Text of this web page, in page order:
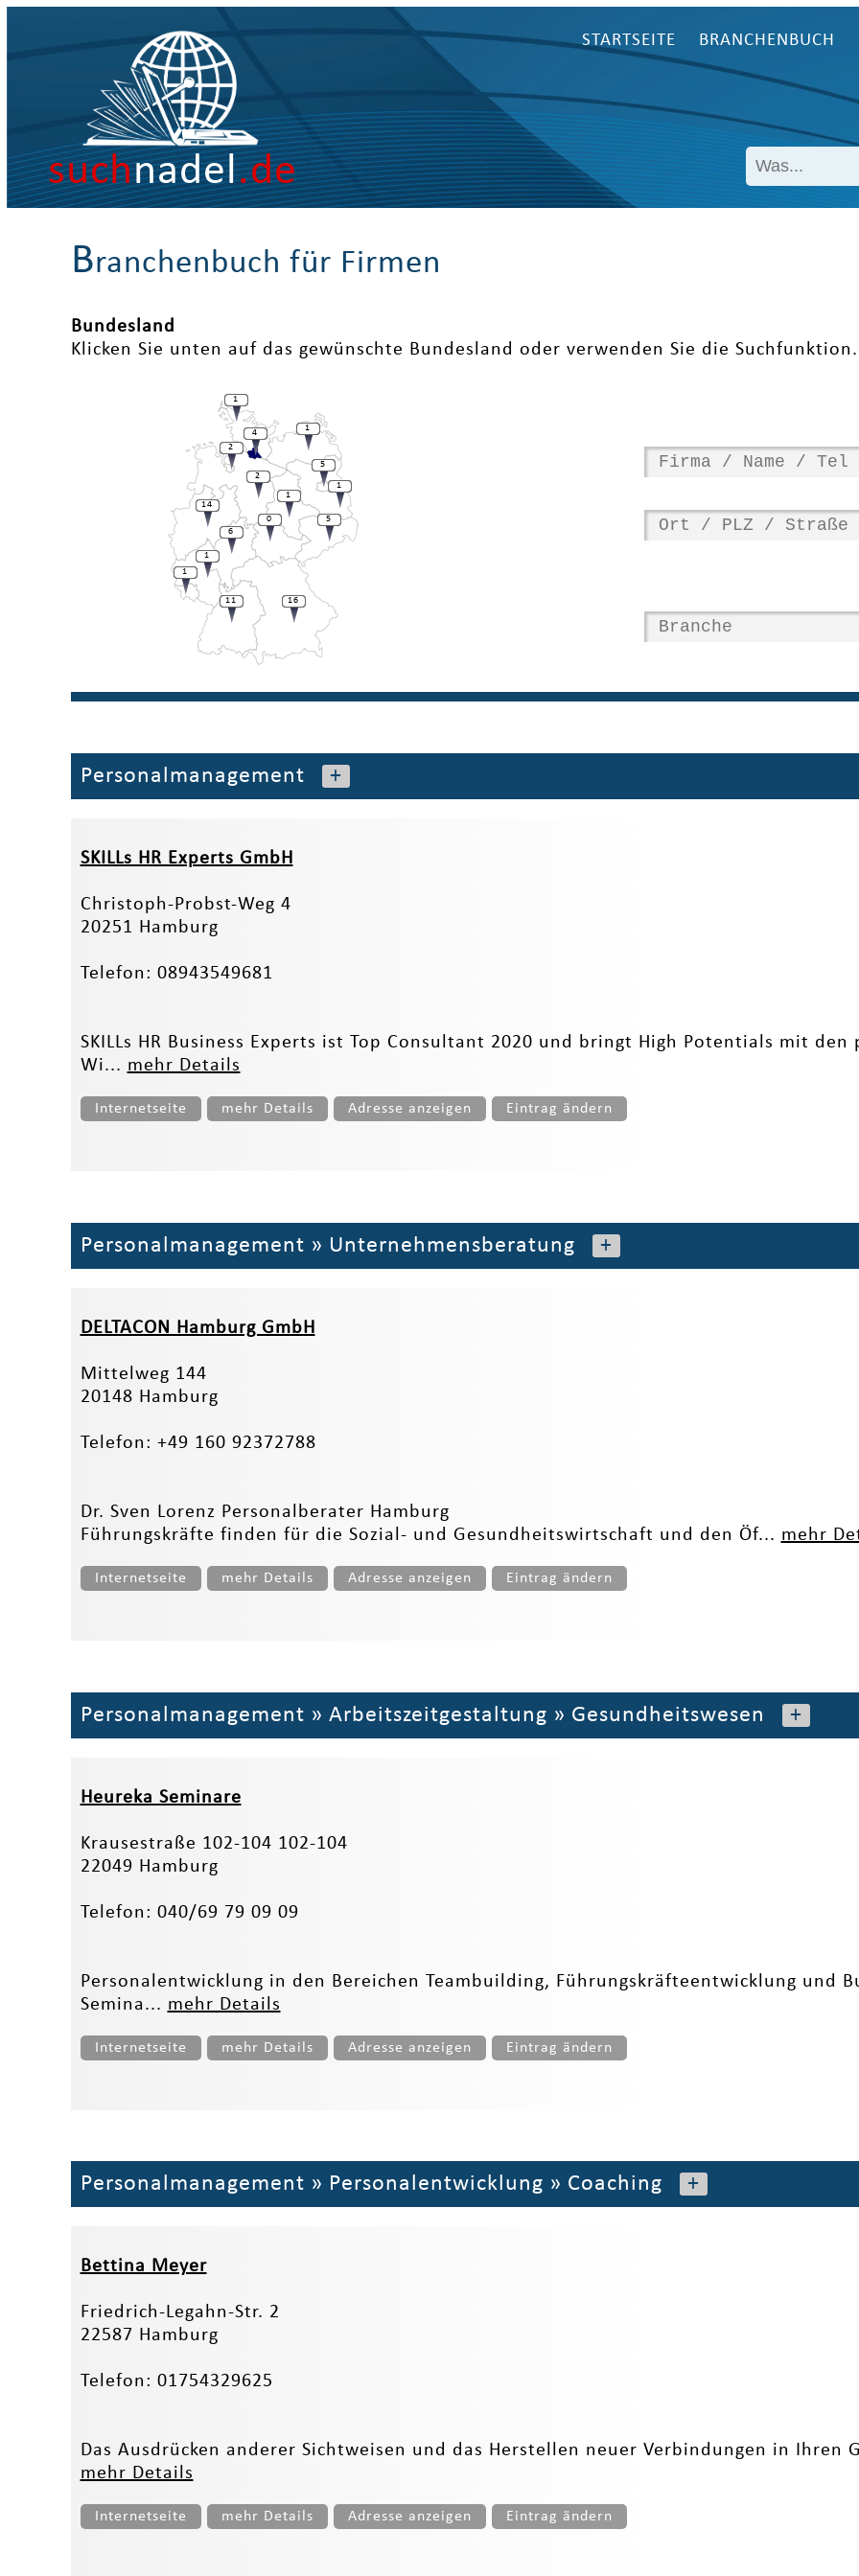
suchnadel.de
STARTSEITE BRANCHENBUCH
Branchenbuch für Firmen
Bundesland
Klicken Sie unten auf das gewünschte Bundesland oder verwenden Sie die Suchfunktion.
5
1
14
5
1
1
4
1
2
2
1
6
1
11
0
16
Personalmanagement +
SKILLs HR Experts GmbH
Christoph-Probst-Weg 4
20251 Hamburg
Telefon: 08943549681
SKILLs HR Business Experts ist Top Consultant 2020 und bringt High Potentials mit
Wi... mehr Details
Internetseite mehr Details Adresse anzeigen Eintrag ändern
Personalmanagement » Unternehmensberatung +
DELTACON Hamburg GmbH
Mittelweg 144
20148 Hamburg
Telefon: +49 160 92372788
Dr. Sven Lorenz Personalberater Hamburg
Führungskräfte finden für die Sozial- und Gesundheitswirtschaft und den Öf... mehr
Internetseite mehr Details Adresse anzeigen Eintrag ändern
Personalmanagement » Arbeitszeitgestaltung » Gesundheitswesen +
Heureka Seminare
Krausestraße 102-104 102-104
22049 Hamburg
Telefon: 040/69 79 09 09
Personalentwicklung in den Bereichen Teambuilding, Führungskräfteentwicklung und
Semina... mehr Details
Internetseite mehr Details Adresse anzeigen Eintrag ändern
Personalmanagement » Personalentwicklung » Coaching +
Bettina Meyer
Friedrich-Legahn-Str. 2
22587 Hamburg
Telefon: 01754329625
Das Ausdrücken anderer Sichtweisen und das Herstellen neuer Verbindungen in Ihren
mehr Details
Internetseite mehr Details Adresse anzeigen Eintrag ändern